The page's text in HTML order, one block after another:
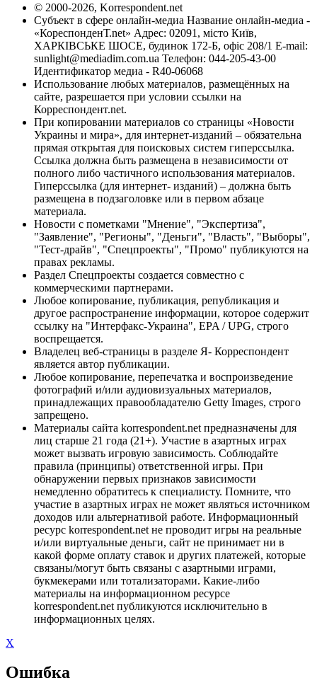
© 2000-2026, Korrespondent.net
Субъект в сфере онлайн-медиа Название онлайн-медиа -
«КореспонденТ.net» Адрес: 02091, місто Київ,
ХАРКІВСЬКЕ ШОСЕ, будинок 172-Б, офіс 208/1 E-mail:
sunlight@mediadim.com.ua Телефон: 044-205-43-00
Идентификатор медиа - R40-06068
Использование любых материалов, размещённых на
сайте, разрешается при условии ссылки на
Корреспондент.net.
При копировании материалов со страницы «Новости
Украины и мира», для интернет-изданий – обязательна
прямая открытая для поисковых систем гиперссылка.
Ссылка должна быть размещена в независимости от
полного либо частичного использования материалов.
Гиперссылка (для интернет- изданий) – должна быть
размещена в подзаголовке или в первом абзаце
материала.
Новости с пометками "Мнение", "Экспертиза",
"Заявление", "Регионы", "Деньги", "Власть", "Выборы",
"Тест-драйв", "Спецпроекты", "Промо" публикуются на
правах рекламы.
Раздел Спецпроекты создается совместно с
коммерческими партнерами.
Любое копирование, публикация, републикация и
другое распространение информации, которое содержит
ссылку на "Интерфакс-Украина", EPA / UPG, строго
воспрещается.
Владелец веб-страницы в разделе Я- Корреспондент
является автор публикации.
Любое копирование, перепечатка и воспроизведение
фотографий и/или аудиовизуальных материалов,
принадлежащих правообладателю Getty Images, строго
запрещено.
Материалы сайта korrespondent.net предназначены для
лиц старше 21 года (21+). Участие в азартных играх
может вызвать игровую зависимость. Соблюдайте
правила (принципы) ответственной игры. При
обнаружении первых признаков зависимости
немедленно обратитесь к специалисту. Помните, что
участие в азартных играх не может являться источником
доходов или альтернативой работе. Информационный
ресурс korrespondent.net не проводит игры на реальные
и/или виртуальные деньги, сайт не принимает ни в
какой форме оплату ставок и других платежей, которые
связаны/могут быть связаны с азартными играми,
букмекерами или тотализаторами. Какие-либо
материалы на информационном ресурсе
korrespondent.net публикуются исключительно в
информационных целях.
X
Ошибка